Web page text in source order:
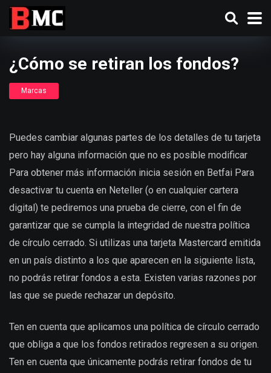
¿Cómo se retiran los fondos?
Marcas
Puedes cambiar algunas partes de los detalles de tu tarjeta
pero hay alguna información que no es posible modificar
Para obtener más información inicia sesión en Betfai Para
desactivar tu cuenta en Neteller (o en cualquier cartera
digital) te pediremos una prueba de cierre, con el fin de
garantizar que se cumpla la integridad de nuestra política
de círculo cerrado. Si utilizas una tarjeta Mastercard emitida
en un país distinto a los que aparecen en la siguiente lista,
no podrás retirar fondos a esta. Existen varias razones por
las que se puede rechazar un depósito.
Ten en cuenta que aplicamos una política de círculo cerrado
que obliga a que los fondos retirados regresen a su origen.
Ten en cuenta que únicamente podrás retirar fondos de tu